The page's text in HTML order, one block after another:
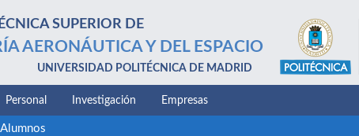
SUPERIOR DE
AERONÁUTICA Y DEL ESPACIO
UNIVERSIDAD POLITÉCNICA DE MADRID
Personal Investigación Empresas